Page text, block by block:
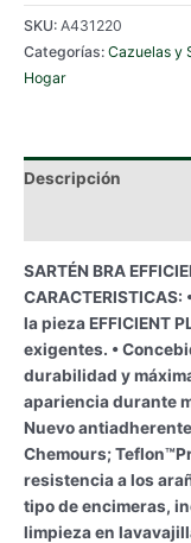
EFFICIENT
PLUS
-
20
SKU: A431220
Categorías: Cazuelas y
Hogar
Descripción
SARTÉN BRA
la pieza EFFICIENT
exigentes. •
durabilidad y
apariencia durante
Nuevo
Chemours;
resistencia a los
tipo de encimeras,
limpieza en